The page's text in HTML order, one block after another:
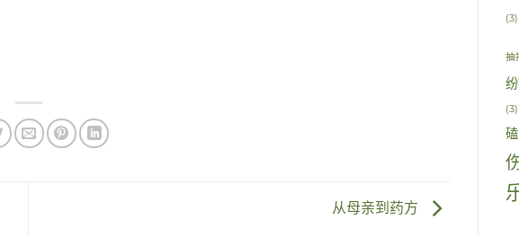
从母亲到药方
(3)
抽
(3)